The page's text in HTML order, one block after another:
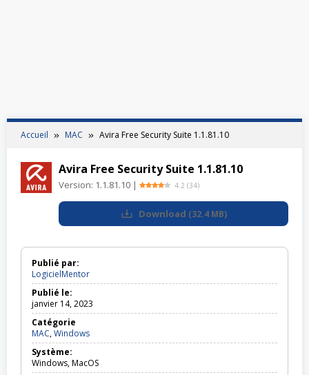
Accueil MAC Avira Free Security Suite 1.1.81.10
Avira Free Security Suite 1.1.81.10
Version: 1.1.81.10 | 4.2 (34)
Download (32.4 MB)
Publié par:
LogicielMentor
Publié le:
janvier 14, 2023
Catégorie
MAC,WindowsMAC,
Windows
Système:
Windows, MacOS